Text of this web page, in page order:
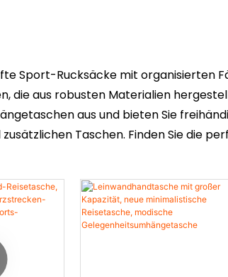
Sport-Rucksäcke mit organisierten
die aus robusten Materialien
aus und bieten Sie
Taschen. Finden Sie die